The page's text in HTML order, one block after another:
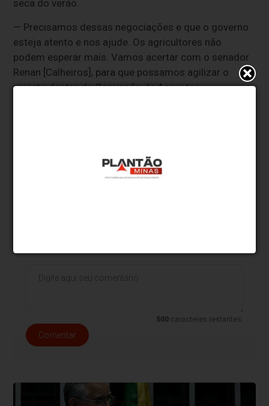
seca do verão.
— Precisamos dessas negociações e que o governo
esteja atento e nos ajude. Os agricultores não
podem esperar mais. Vamos acertar com o senador
Renan [Calheiros], para que possamos agilizar o
projeto dentro da Comissão de Assuntos
pequenos, médios e grandes agricultores do Rio
Grande do Sul — afirmou.
500 caracteres restantes.
Comentar